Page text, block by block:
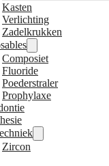
Kasten
Verlichting
Zadelkrukken
Composiet
Fluoride
Poederstraler
Prophylaxe
Zircon